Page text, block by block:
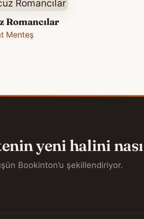
Romancılar
Menteş
yeni halini
Bookinton’u şekillendiriyor.